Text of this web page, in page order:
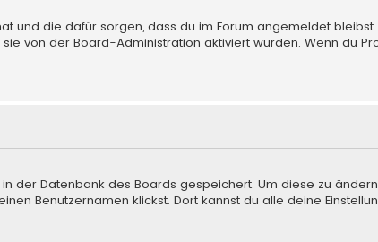
und die dafür sorgen, dass du im Forum angemeldet
von der Board-Administration aktiviert wurden. Wenn du
der Datenbank des Boards gespeichert. Um diese zu
Benutzernamen klickst. Dort kannst du alle deine